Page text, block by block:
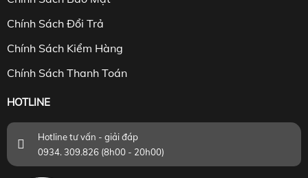
Chính Sách Đổi Trả
Chính Sách Kiểm Hàng
Chính Sách Thanh Toán
HOTLINE
Hotline tư vấn - giải đáp
0934. 309.826 (8h00 - 20h00)